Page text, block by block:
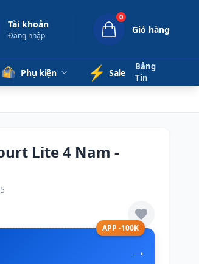
Tài khoản
Đăng nhập
0
Giỏ hàng
Phụ kiện ⚡️ Sale
Bảng
Tin
Lite 4 Nam -
APP -100K
→